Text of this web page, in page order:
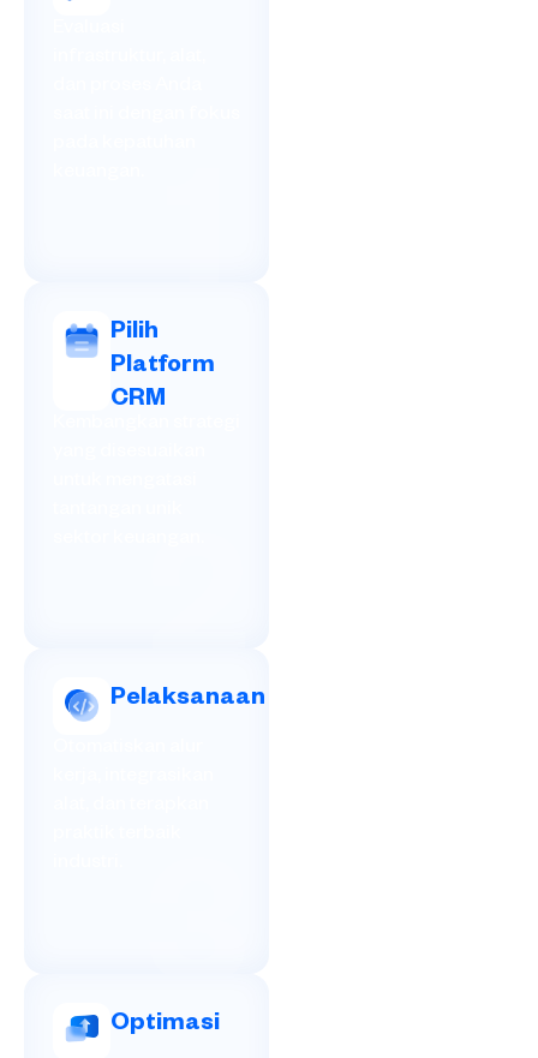
Pilih
Platform
CRM
2
Pelaksanaan
Optimasi